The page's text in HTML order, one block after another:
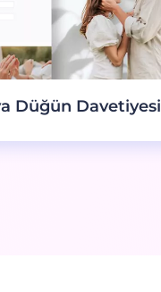
Düğün Davetiyesi